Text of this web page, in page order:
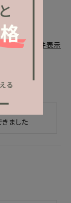
2件中
件表示
ました